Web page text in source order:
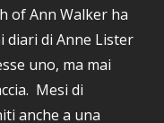
of Ann Walker ha
diari di Anne Lister
uno, ma mai
Mesi di
anche a una